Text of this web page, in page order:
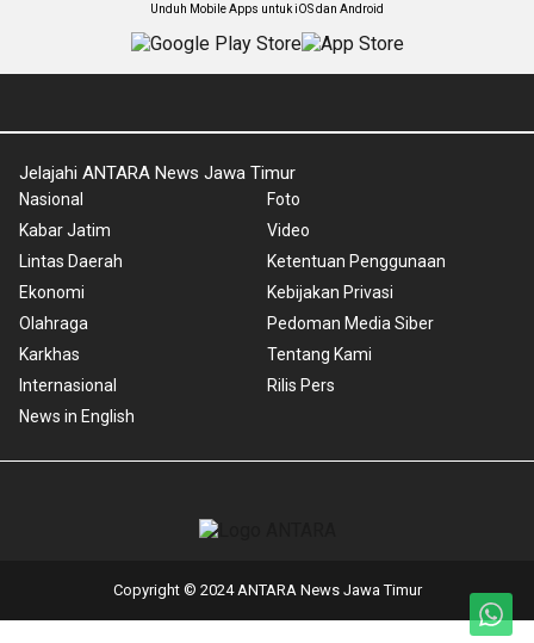
Unduh Mobile Apps untuk iOS dan Android
Jelajahi ANTARA News Jawa Timur
Nasional
Kabar Jatim
Lintas Daerah
Ekonomi
Olahraga
Karkhas
Internasional
News in English
Foto
Video
Ketentuan Penggunaan
Kebijakan Privasi
Pedoman Media Siber
Tentang Kami
Rilis Pers
Copyright © 2024 ANTARA News Jawa Timur